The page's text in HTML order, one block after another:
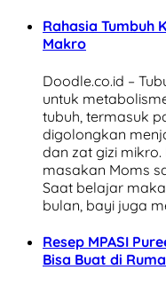
Rahasia Tumbuh
Makro
Doodle.co.id –
untuk
tubuh, termasuk
digolongkan
dan zat gizi
masakan Moms
Saat belajar
bulan, bayi juga
Resep MPASI
Bisa Buat di